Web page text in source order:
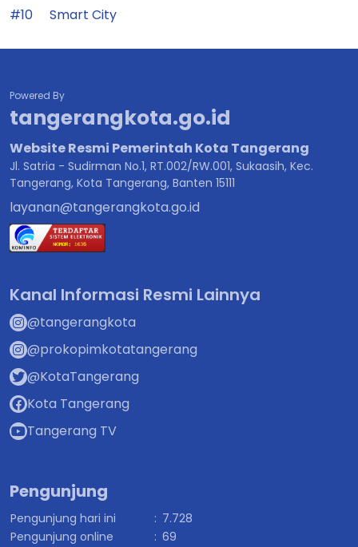
#10
Smart City
Powered By
tangerangkota.go.id
Website Resmi Pemerintah Kota Tangerang
Jl. Satria - Sudirman No.1, RT.002/RW.001, Sukaasih, Kec.
Tangerang, Kota Tangerang, Banten 15111
layanan@tangerangkota.go.id
Kanal Informasi Resmi Lainnya
@tangerangkota
@prokopimkotatangerang
@KotaTangerang
Kota Tangerang
Tangerang TV
Pengunjung
Pengunjung hari ini : 7.728
Pengunjung online
: 69